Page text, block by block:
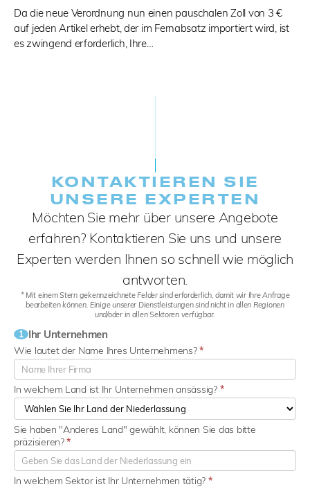
Da die neue Verordnung nun einen pauschalen Zoll von 3 €
auf jeden Artikel erhebt, der im Fernabsatz importiert wird, ist
es zwingend erforderlich, Ihre…
KONTAKTIEREN SIE
UNSERE EXPERTEN
Möchten Sie mehr über unsere Angebote
erfahren? Kontaktieren Sie uns und unsere
Experten werden Ihnen so schnell wie möglich
antworten.
* Mit einem Stern gekennzeichnete Felder sind erforderlich, damit wir Ihre Anfrage
bearbeiten können. Einige unserer Dienstleistungen sind nicht in allen Regionen
und/oder in allen Sektoren verfügbar.
1 Ihr Unternehmen
Wie lautet der Name Ihres Unternehmens?*
In welchem Land ist Ihr Unternehmen ansässig? *
In welchem Sektor ist Ihr Unternehmen tätig? *
Sie haben "Anderes Land" gewählt, können Sie das bitte
präzisieren?*